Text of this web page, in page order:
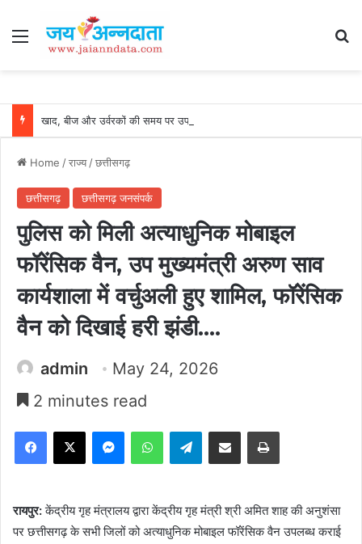
Menu
Home /राज्य/छत्तीसगढ़
छत्तीसगढ़ छत्तीसगढ़ जनसंपर्क
पुलिस को मिली अत्याधुनिक मोबाइल
फॉरेंसिक वैन, उप मुख्यमंत्री अरुण साव
कार्यशाला में वर्चुअली हुए शामिल, फॉरेंसिक
वैन को दिखाई हरी झंडी….
admin
May 24, 2026
2 minutes read
Facebook
X MessengerWhatsAppTelegramShare via Email Print
रायपुर:केंद्रीय गृह मंत्रालय द्वारा केंद्रीय गृह मंत्री श्री अमित शाह की अनुशंसा
पर छत्तीसगढ़ के सभी जिलों को अत्याधुनिक मोबाइल फॉरेंसिक वैन उपलब्ध कराई